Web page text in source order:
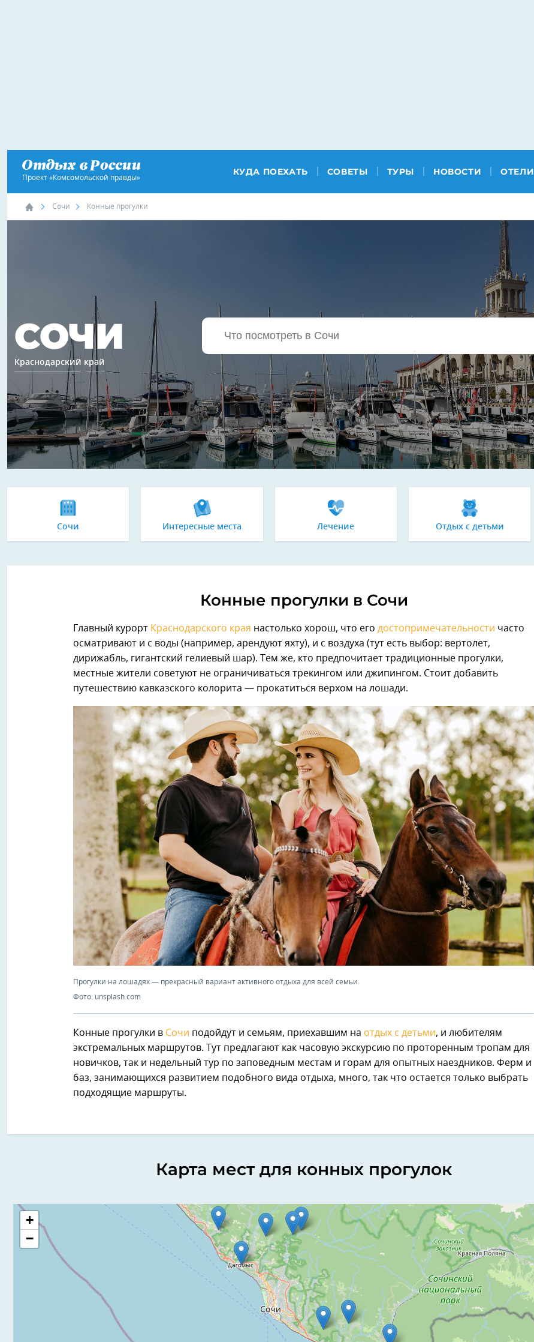
Проект «Комсомольской правды»
КУДА ПОЕХАТЬ СОВЕТЫ ТУРЫ НОВОСТИ ОТЕЛИ
Сочи Конные прогулки
СОЧИ
Краснодарский край
Сочи Интересные места Лечение Отдых с детьми
Конные прогулки в Сочи
Главный курорт Краснодарского края настолько хорош, что его достопримечательности часто
осматривают и с воды (например, арендуют яхту), и с воздуха (тут есть выбор: вертолет,
дирижабль, гигантский гелиевый шар). Тем же, кто предпочитает традиционные прогулки,
местные жители советуют не ограничиваться трекингом или джипингом. Стоит добавить
путешествию кавказского колорита — прокатиться верхом на лошади.
Прогулки на лошадях — прекрасный вариант активного отдыха для всей семьи.
Фото: unsplash.com
Конные прогулки в Сочи подойдут и семьям, приехавшим на отдых с детьми, и любителям
экстремальных маршрутов. Тут предлагают как часовую экскурсию по проторенным тропам для
новичков, так и недельный тур по заповедным местам и горам для опытных наездников. Ферм и
баз, занимающихся развитием подобного вида отдыха, много, так что остается только выбрать
подходящие маршруты.
Карта мест для конных прогулок
+
−